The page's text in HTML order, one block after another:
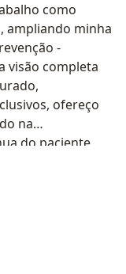
como
ampliando minha
-
visão completa
ofereço
na
do paciente.